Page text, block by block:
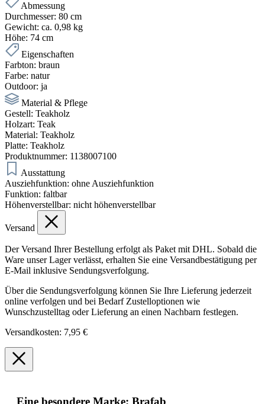
Abmessung
Durchmesser: 80 cm
Gewicht: ca. 0,98 kg
Höhe: 74 cm
Eigenschaften
Farbton: braun
Farbe: natur
Outdoor: ja
Material & Pflege
Gestell: Teakholz
Holzart: Teak
Material: Teakholz
Platte: Teakholz
Produktnummer: 1138007100
Ausstattung
Ausziehfunktion: ohne Ausziehfunktion
Funktion: faltbar
Höhenverstellbar: nicht höhenverstellbar
Versand
Der Versand Ihrer Bestellung erfolgt als Paket mit DHL. Sobald die
Ware unser Lager verlässt, erhalten Sie eine Versandbestätigung per
E-Mail inklusive Sendungsverfolgung.
Über die Sendungsverfolgung können Sie Ihre Lieferung jederzeit
online verfolgen und bei Bedarf Zustelloptionen wie
Wunschzustelltag oder Lieferung an einen Nachbarn festlegen.
Versandkosten: 7,95 €
Eine besondere Marke: Brafab